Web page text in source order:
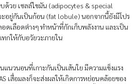
ด้วย เซลล์ไขมัน (adipocytes & special
อยู่กันเป็นก้อน (fat lobule) นอกจากนี้ยังมีโปร
ดเลือดต่างๆ ทำหน้าที่กักเก็บพลังงาน และเป็น
ทกให้กับอวัยวะภายใน
แนวนอนที่เกาะกันเป็นเส้นใย มีความแข็งแรง
เสื่อมลงก็จะส่งผลให้เกิดการหย่อนคล้อยของ